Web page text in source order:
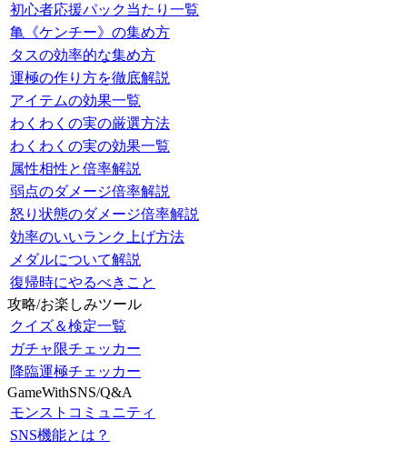
初心者応援パック当たり一覧
亀《ケンチー》の集め方
タスの効率的な集め方
運極の作り方を徹底解説
アイテムの効果一覧
わくわくの実の厳選方法
わくわくの実の効果一覧
属性相性と倍率解説
弱点のダメージ倍率解説
怒り状態のダメージ倍率解説
効率のいいランク上げ方法
メダルについて解説
復帰時にやるべきこと
攻略/お楽しみツール
クイズ＆検定一覧
ガチャ限チェッカー
降臨運極チェッカー
GameWithSNS/Q&A
モンストコミュニティ
SNS機能とは？